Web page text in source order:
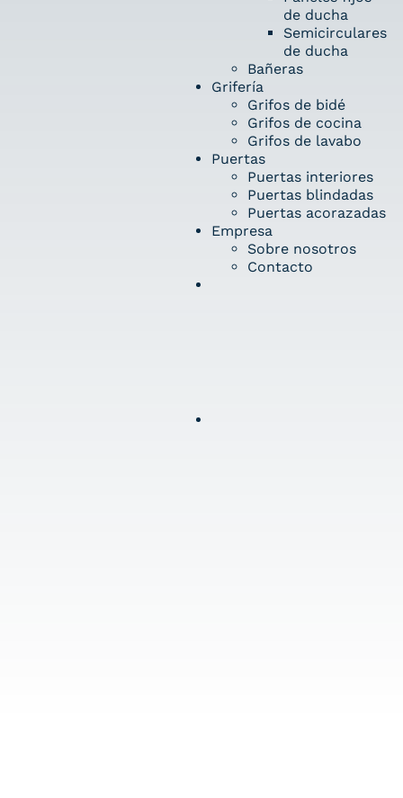
de ducha
Semicirculares
de ducha
Bañeras
Grifería
Grifos de bidé
Grifos de cocina
Grifos de lavabo
Puertas
Puertas interiores
Puertas blindadas
Puertas acorazadas
Empresa
Sobre nosotros
Contacto